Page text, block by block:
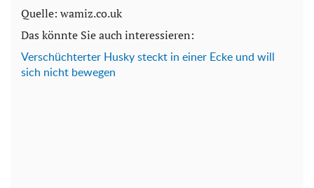
Quelle: wamiz.co.uk
Das könnte Sie auch interessieren:
Verschüchterter Husky steckt in einer Ecke und will
sich nicht bewegen